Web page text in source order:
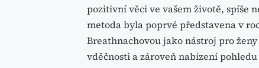
pozitivní věci ve vašem životě, spíše
metoda byla poprvé představena v
Breathnachovou jako nástroj pro
vděčnosti a zároveň nabízení